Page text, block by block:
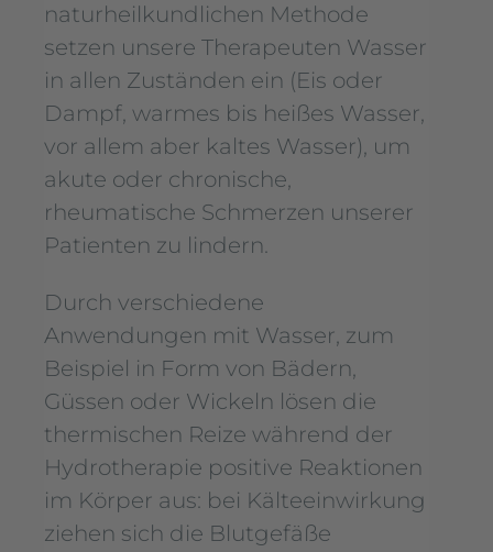
naturheilkundlichen Methode
setzen unsere Therapeuten Wasser
in allen Zuständen ein (Eis oder
Dampf, warmes bis heißes Wasser,
vor allem aber kaltes Wasser), um
akute oder chronische,
rheumatische Schmerzen unserer
Patienten zu lindern.
Durch verschiedene
Anwendungen mit Wasser, zum
Beispiel in Form von Bädern,
Güssen oder Wickeln lösen die
thermischen Reize während der
Hydrotherapie positive Reaktionen
im Körper aus: bei Kälteeinwirkung
ziehen sich die Blutgefäße